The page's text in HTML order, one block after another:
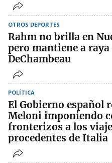
OTROS DEPORTES
Rahm no brilla en
pero mantiene a raya
DeChambeau
POLÍTICA
El Gobierno español
Meloni imponiendo
fronterizos a los
procedentes de Italia